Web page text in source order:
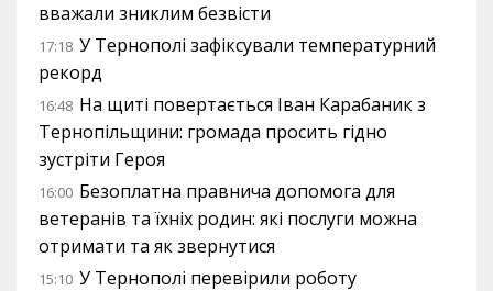
вважали зниклим безвісти
17:18 У Тернополі зафіксували температурний
рекорд
16:48 На щиті повертається Іван Карабаник з
Тернопільщини: громада просить гідно
зустріти Героя
16:00 Безоплатна правнича допомога для
ветеранів та їхніх родин: які послуги можна
отримати та як звернутися
15:10 У Тернополі перевірили роботу